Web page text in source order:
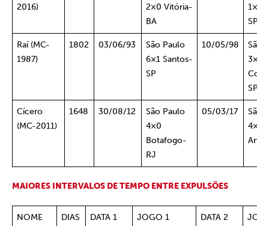
2016)
2×0 Vitória-
BA
1×1
SP
Raí (MC-
1987)
1802 03/06/93
São Paulo
6×1 Santos-
SP
10/05/98
São
3×1
SP
Cícero
(MC-2011)
1648 30/08/12
São Paulo
4×0
Botafogo-
RJ
05/03/17
São
4×1
MAIORES INTERVALOS DE TEMPO ENTRE EXPULSÕES
NOME DIAS DATA 1 JOGO 1 DATA 2